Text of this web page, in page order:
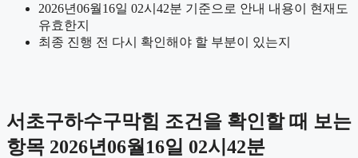
2026년06월16일 02시42분 기준으로 안내 내용이 현재도
유효한지
최종 진행 전 다시 확인해야 할 부분이 있는지
서초구하수구막힘 조건을 확인할 때 보는
항목 2026년06월16일 02시42분